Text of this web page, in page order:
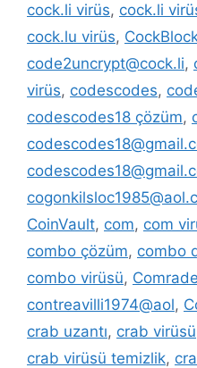
cock.li virüs, cock.li
cock.lu virüs,
code2uncrypt@cock.li,
virüs, codescodes,
codescodes18 çözüm,
CoinVault, com, com
combo çözüm, combo
combo virüsü,
contreavilli1974@aol,
crab uzantı, crab virüsü
crab virüsü temizlik,